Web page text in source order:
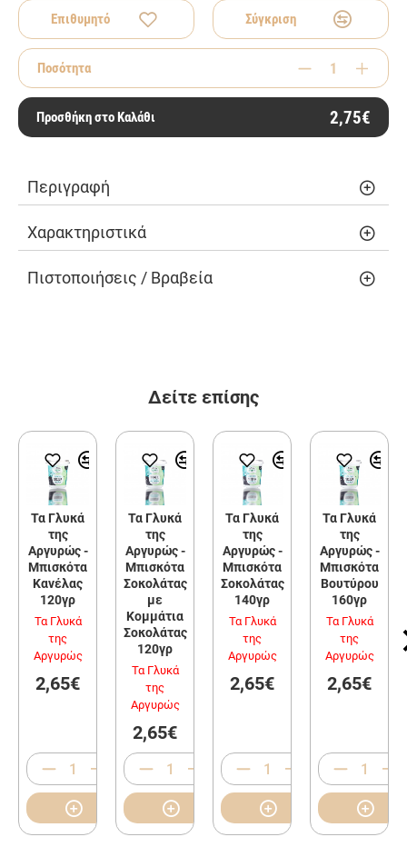
Επιθυμητό Σύγκριση
Ποσότητα
Προσθήκη στο Καλάθι 2,75€
Περιγραφή
Χαρακτηριστικά
Πιστοποιήσεις / Βραβεία
Δείτε επίσης
Τα Γλυκά
της
Αργυρώς -
Μπισκότα
Κανέλας
120γρ
Τα Γλυκά
της
Αργυρώς
2,65€
Τα Γλυκά
της
Αργυρώς -
Μπισκότα
Σοκολάτας
με
Κομμάτια
Σοκολάτας
120γρ
Τα Γλυκά
της
Αργυρώς
2,65€
Τα Γλυκά
της
Αργυρώς -
Μπισκότα
Σοκολάτας
140γρ
Τα Γλυκά
της
Αργυρώς
2,65€
Τα Γλυκά
της
Αργυρώς -
Μπισκότα
Βουτύρου
160γρ
Τα Γλυκά
της
Αργυρώς
2,65€